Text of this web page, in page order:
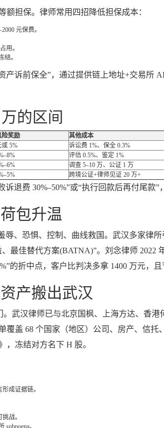
额担保。律师常用四招降低担保成本：
元保费。
用。
结。
产诉前保全”，通过提供链上地址+交易所
的区间
险奖励 其他成本
或 5% 诉讼费 1%、保全 0.3%
评估 0.5%、鉴定 1%
调查 5–10 万、公证 1 万
跨境公证+律师见证 20 万+
退费 30%–50%”或“执行回款后再付尾款”
包升温
辱、恐惧、控制、曲线救国。武汉多家律
最佳替代方案(BATNA)”。刘念律师 2022
的折中点，客户比判决多拿 1400 万元，且
产搬出武汉
武汉律师已与北京国枫、上海方达、香港
覆盖 68 个国家（地区）公司、房产、信
，冻结对方名下 H 股。
成证据链。
战。
。